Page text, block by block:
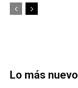
Lo más nuevo